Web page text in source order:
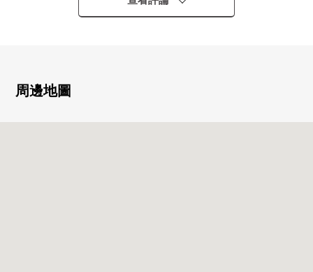
地板張替，Cross張替，間取変更，熱水器交換
周邊地圖